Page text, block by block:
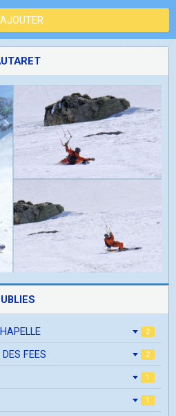
AJOUTER
2
FEES 2
1
1